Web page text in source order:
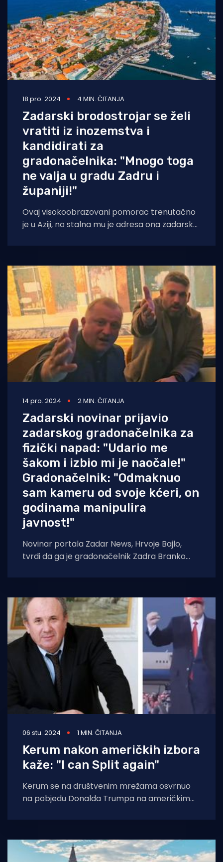
18 pro. 2024 4 MIN. ČITANJA
Zadarski brodostrojar se želi
vratiti iz inozemstva i
kandidirati za
gradonačelnika: "Mnogo toga
ne valja u gradu Zadru i
županiji!"
Ovaj visokoobrazovani pomorac trenutačno
je u Aziji, no stalna mu je adresa ona zadarska
14 pro. 2024 2 MIN. ČITANJA
Zadarski novinar prijavio
zadarskog gradonačelnika za
fizički napad: "Udario me
šakom i izbio mi je naočale!"
Gradonačelnik: "Odmaknuo
sam kameru od svoje kćeri, on
godinama manipulira
javnost!"
Novinar portala Zadar News, Hrvoje Bajlo,
tvrdi da ga je gradonačelnik Zadra Branko
06 stu. 2024 1 MIN. ČITANJA
Kerum nakon američkih izbora
kaže: "I can Split again"
Kerum se na društvenim mrežama osvrnuo
na pobjedu Donalda Trumpa na američkim
službeni rezultati još